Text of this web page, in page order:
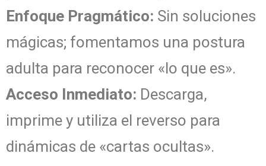
Enfoque Pragmático: Sin soluciones
mágicas; fomentamos una postura
adulta para reconocer «lo que es».
Acceso Inmediato: Descarga,
imprime y utiliza el reverso para
dinámicas de «cartas ocultas».